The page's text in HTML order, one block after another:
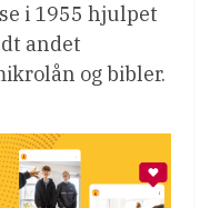
i 1955 hjulpet
andet
og bibler.